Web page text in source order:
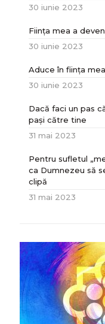
30 iunie 2023
Ființa mea a
30 iunie 2023
Aduce în ființa
30 iunie 2023
Dacă faci un pas
paşi către tine
31 mai 2023
Pentru sufletul
ca Dumnezeu să
clipă
31 mai 2023